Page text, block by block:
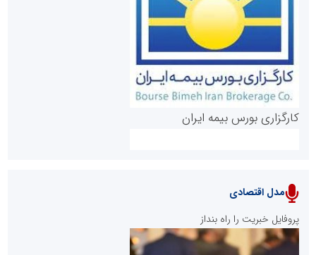
روابط عمومی خبرگزاری گزارش خبر
پایگاه خبری نهضت ملی مسکن
کارگزاری بورس بیمه ایران
مدل اقتصادی
پروفایل خبریت را راه بنداز